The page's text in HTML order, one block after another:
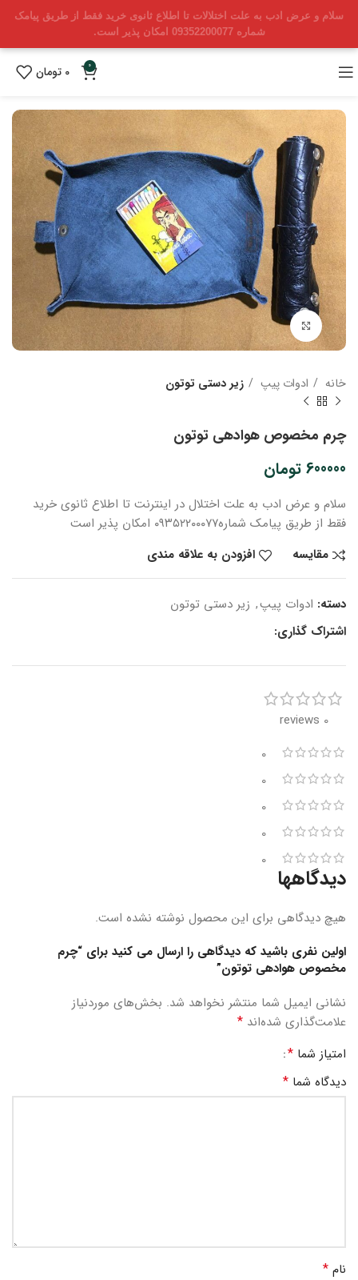
سلام و عرض ادب به علت اختلالات تا اطلاع ثانوی خرید فقط از طریق پیامک
شماره 09352200077 امکان پذیر است.
0
0 تومان
بزرگنمایی تصویر
خانه ادوات پیپ زیر دستی توتون
چرم مخصوص هوادهی توتون
600000 تومان
سلام و عرض ادب به علت اختلال در اینترنت تا اطلاع ثانوی خرید
فقط از طریق پیامک شماره۰۹۳۵۲۲۰۰۰۷۷ امکان پذیر است
مقایسه
افزودن به علاقه مندی
دسته: ادوات پیپ, زیر دستی توتون
اشتراک گذاری:
0 reviews
0
0
0
0
0
دیدگاهها
هیچ دیدگاهی برای این محصول نوشته نشده است.
اولین نفری باشید که دیدگاهی را ارسال می کنید برای “چرم
مخصوص هوادهی توتون”
نشانی ایمیل شما منتشر نخواهد شد. بخش‌های موردنیاز
علامت‌گذاری شده‌اند *
امتیاز شما *
دیدگاه شما *
نام *